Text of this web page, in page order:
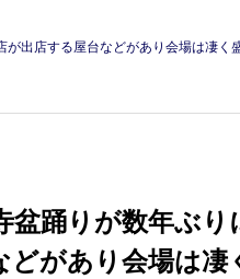
凄く盛り上がっていました。 #正しく恐れてしっ
盆踊りが数年ぶ
どがあり会場は